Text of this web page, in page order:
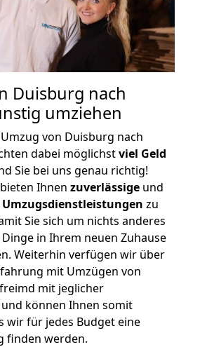
Duisburg nach
umziehen
von Duisburg nach
dabei möglichstviel Geld
Sie bei uns genau richtig!
Ihnen zuverlässige und
zu
Sie sich um nichts anderes
in Ihrem neuen Zuhause
Weiterhin verfügen wir über
mit Umzügen von
mit jeglicher
können Ihnen somit
wir für jedes Budget eine
finden werden.